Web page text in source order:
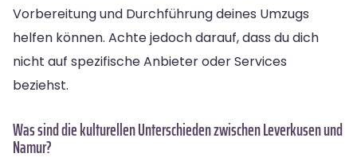
Vorbereitung und Durchführung deines Umzugs
helfen können. Achte jedoch darauf, dass du dich
nicht auf spezifische Anbieter oder Services
beziehst.
Was sind die kulturellen Unterschieden zwischen Leverkusen und
Namur?